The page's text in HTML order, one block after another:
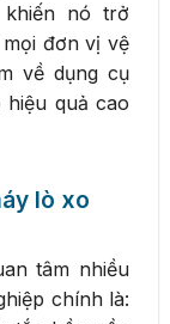
nó trở
đơn vị vệ
về dụng cụ
quả cao
lò xo
tâm nhiều
chính là: